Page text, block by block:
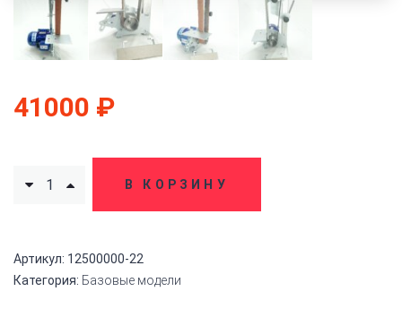
41000 ₽
В КОРЗИНУ
Артикул: 12500000-22
Категория: Базовые модели